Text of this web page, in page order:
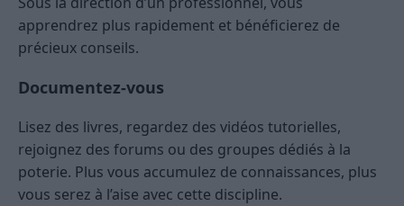
apprendrez plus rapidement et bénéficierez de
précieux conseils.
Documentez-vous
Lisez des livres, regardez des vidéos tutorielles,
rejoignez des forums ou des groupes dédiés à la
poterie. Plus vous accumulez de connaissances, plus
vous serez à l’aise avec cette discipline.